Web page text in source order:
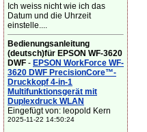
Ich weiss nicht wie ich das
Datum und die Uhrzeit
einstelle....
Bedienungsanleitung
(deutsch)für EPSON WF-3620
DWF - EPSON WorkForce WF-
3620 DWF PrecisionCore™-
Druckkopf 4-in-1
Multifunktionsgerät mit
Duplexdruck WLAN
Eingefügt von: leopold Kern
2025-11-22 14:50:24